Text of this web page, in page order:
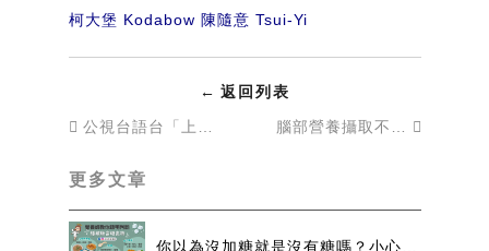
柯大堡 Kodabow 陳隨意 Tsui-Yi
← 返回列表
更多文章